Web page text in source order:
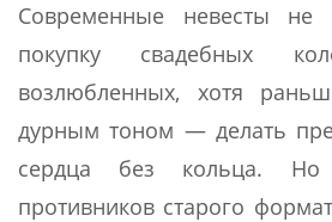
Современные невесты не
покупку свадебных
возлюбленных, хотя
дурным тоном — делать
сердца без кольца. Но
противников старого